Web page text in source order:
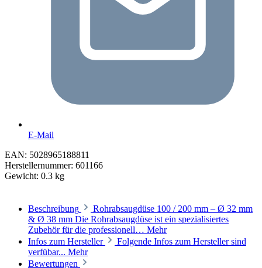
E-Mail
EAN: 5028965188811
Herstellernummer: 601166
Gewicht: 0.3 kg
Beschreibung
Rohrabsaugdüse 100 / 200 mm – Ø 32 mm
& Ø 38 mm Die Rohrabsaugdüse ist ein spezialisiertes
Zubehör für die professionell… Mehr
Infos zum Hersteller
Folgende Infos zum Hersteller sind
verfübar... Mehr
Bewertungen